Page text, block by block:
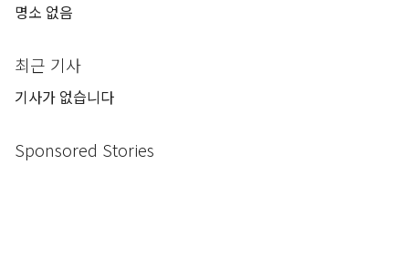
명소 없음
최근 기사
기사가 없습니다
Sponsored Stories